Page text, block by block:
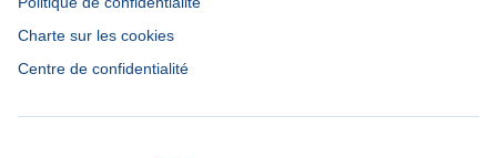
Charte sur les cookies
Centre de confidentialité